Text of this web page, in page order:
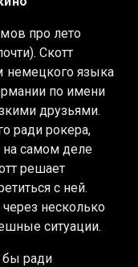
про лето
Скотт
немецкого языка
по имени
друзьями.
ради рокера,
на самом деле
решает
с ней.
несколько
ситуации.
бы ради